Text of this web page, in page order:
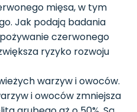
mięsa, w tym
Jak podają badania
czerwonego
ryzyko rozwoju
warzyw i owoców.
i owoców zmniejsza